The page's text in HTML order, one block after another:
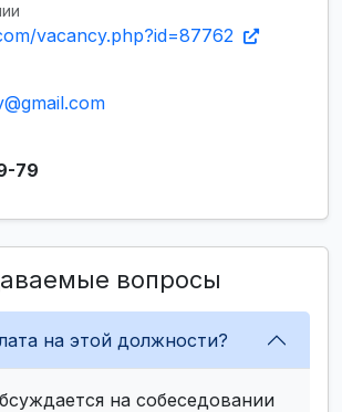
vacancy.php?id=87762
79
вопросы
на этой должности?
на собеседовании